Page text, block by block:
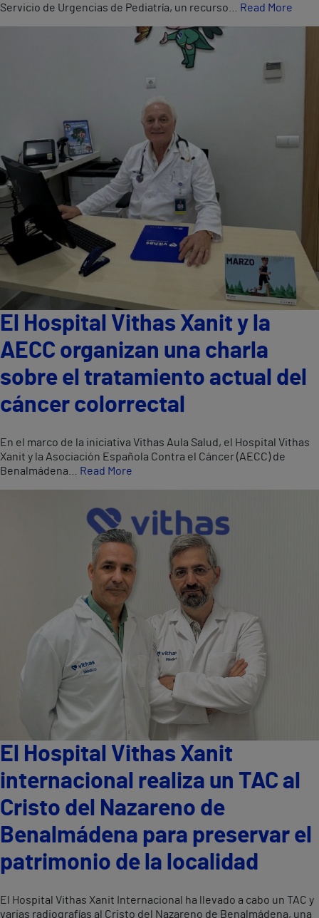
Servicio de Urgencias de Pediatría, un recurso… Read More
El Hospital Vithas Xanit y la
AECC organizan una charla
sobre el tratamiento actual del
cáncer colorrectal
En el marco de la iniciativa Vithas Aula Salud, el Hospital Vithas
Xanit y la Asociación Española Contra el Cáncer (AECC) de
Benalmádena… Read More
El Hospital Vithas Xanit
internacional realiza un TAC al
Cristo del Nazareno de
Benalmádena para preservar el
patrimonio de la localidad
El Hospital Vithas Xanit Internacional ha llevado a cabo un TAC y
varias radiografías al Cristo del Nazareno de Benalmádena, una